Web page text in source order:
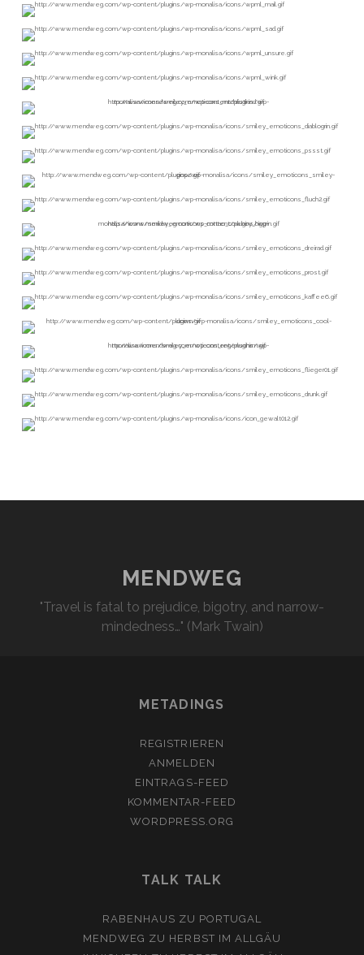
MENDWEG
"Travel is fatal to prejudice, bigotry, and narrow-
mindedness…" (Mark Twain)
METADINGS
REGISTRIEREN
ANMELDEN
EINTRAGS-FEED
KOMMENTAR-FEED
WORDPRESS.ORG
TALK TALK
RABENHAUS ZU PORTUGAL
MENDWEG ZU HERBST IM ALLGÄU